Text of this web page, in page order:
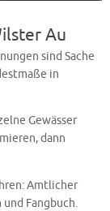
Au
sind Sache
in
Gewässer
dann
Amtlicher
Fangbuch.